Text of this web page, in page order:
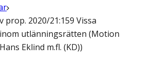
prop. 2020/21:159 Vissa
utlänningsrätten (Motion
Eklind m.fl. (KD))